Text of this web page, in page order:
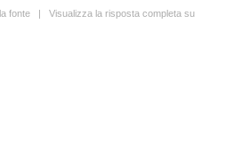
fonte | Visualizza la risposta completa su